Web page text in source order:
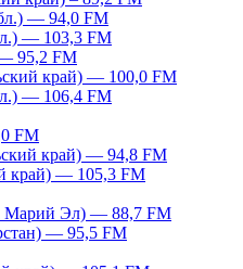
— 94,0 FM
— 103,3 FM
95,2 FM
край) — 100,0 FM
— 106,4 FM
FM
край) — 94,8 FM
край) — 105,3 FM
Марий Эл) — 88,7 FM
— 95,5 FM